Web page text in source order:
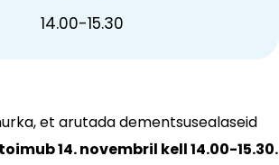
14.00-15.30
et arutada dementsusealaseid
14. novembril kell 14.00-15.30.